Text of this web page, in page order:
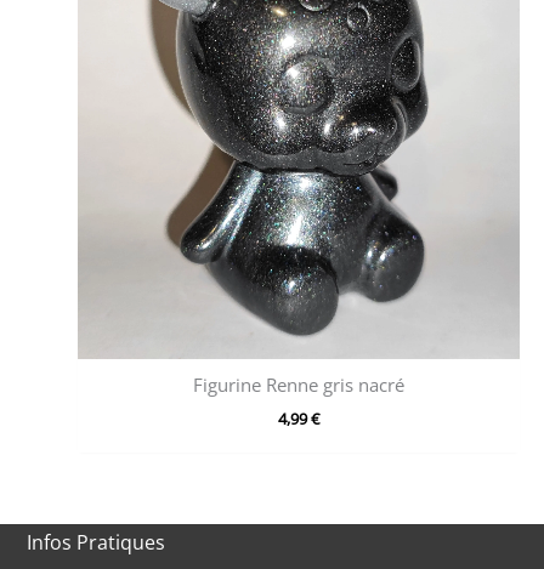
Figurine Renne gris nacré
4,99€
Infos Pratiques